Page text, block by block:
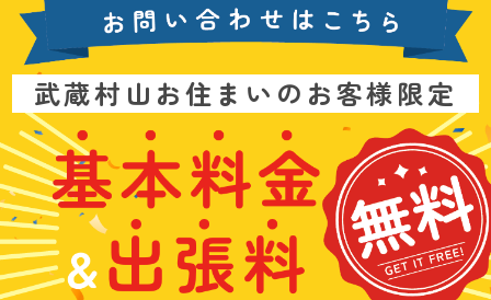
合
わ
せ
は
こ
ち
ら
武蔵村山お住まいのお客様限定
本
料
金
&
出
張
料
無
料
漏
れ
や
詰
ま
り
、
水
の
6
日
年
中
無
休
で
お